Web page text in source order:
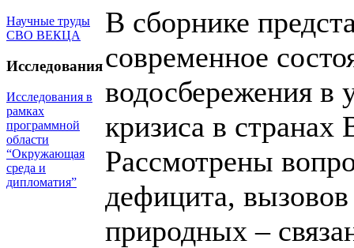
Научные труды
СВО ВЕКЦА
Исследования
Исследования в
рамках
программной
области
“Окружающая
среда и
дипломатия”
В сборнике
современное
водосбережения в
кризиса в
Рассмотрены
дефицита,
природных –